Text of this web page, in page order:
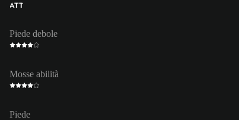
ATT
Piede debole
Mosse abilità
Piede